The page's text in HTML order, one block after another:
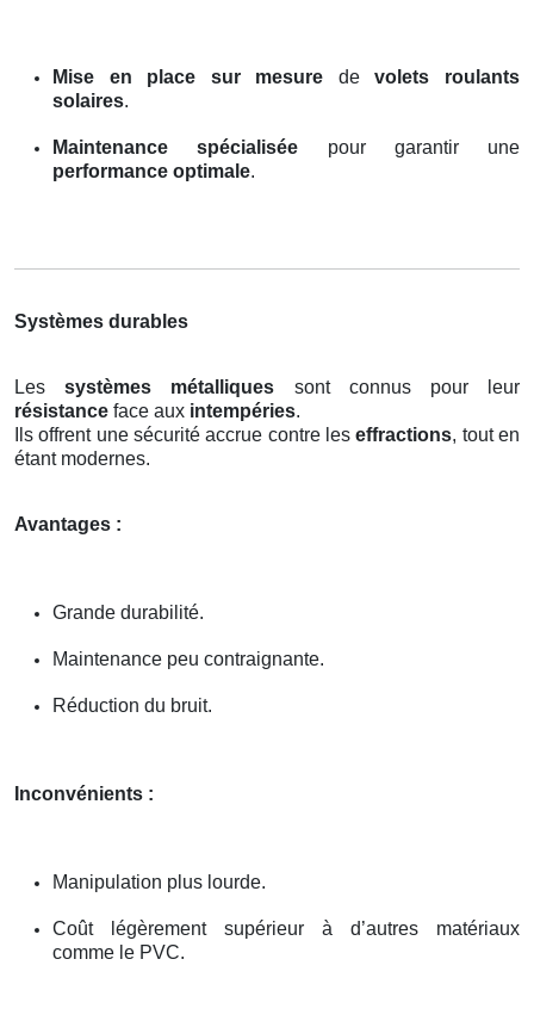
Mise en place sur mesure devolets roulants
solaires.
Maintenance spécialisée pour garantir une
performance optimale.
Systèmes durables
Lessystèmes métalliques sont connus pour leur
résistance face aux intempéries.
Ils offrent une sécurité accrue contre leseffractions, tout en
étant modernes.
Avantages :
Grande durabilité.
Maintenance peu contraignante.
Réduction du bruit.
Inconvénients :
Manipulation plus lourde.
Coût légèrement supérieur à d’autres matériaux
comme le PVC.